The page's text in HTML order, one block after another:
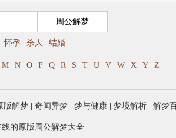
怀孕 杀人 结婚
M N O P Q R S T U V W X Y Z
版解梦 奇闻异梦 梦与健康 梦境解析 解梦
线的原版周公解梦大全